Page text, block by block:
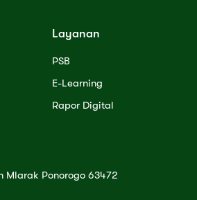
Layanan
PSB
E-Learning
Rapor Digital
Mlarak Ponorogo 63472